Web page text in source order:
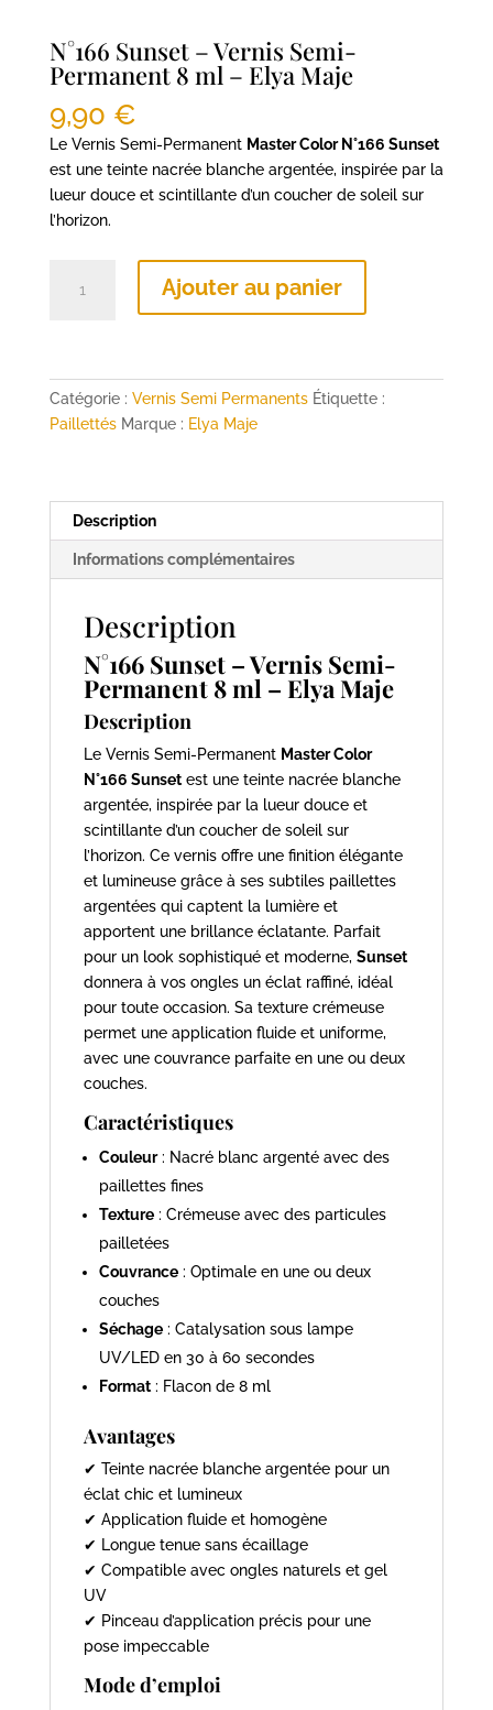
N°166 Sunset – Vernis Semi-
Permanent 8 ml – Elya Maje
9,90 €
Le Vernis Semi-Permanent Master Color N°166 Sunset
est une teinte nacrée blanche argentée, inspirée par la
lueur douce et scintillante d’un coucher de soleil sur
l’horizon.
Vernis
Semi-
ml
Elya
Maje
Ajouter au panier
Catégorie : Vernis Semi Permanents Étiquette :
Paillettés Marque : Elya Maje
Description
Informations complémentaires
Description
N°166 Sunset – Vernis Semi-
Permanent 8 ml – Elya Maje
Description
Le Vernis Semi-Permanent Master Color
N°166 Sunsetest une teinte nacrée blanche
argentée, inspirée par la lueur douce et
scintillante d’un coucher de soleil sur
l’horizon. Ce vernis offre une finition élégante
et lumineuse grâce à ses subtiles paillettes
argentées qui captent la lumière et
apportent une brillance éclatante. Parfait
pour un look sophistiqué et moderne, Sunset
donnera à vos ongles un éclat raffiné, idéal
pour toute occasion. Sa texture crémeuse
permet une application fluide et uniforme,
avec une couvrance parfaite en une ou deux
couches.
Caractéristiques
Couleur: Nacré blanc argenté avec des
paillettes fines
Texture: Crémeuse avec des particules
pailletées
Couvrance: Optimale en une ou deux
couches
Séchage: Catalysation sous lampe
UV/LED en 30 à 60 secondes
Format: Flacon de 8 ml
Avantages
✔ Teinte nacrée blanche argentée pour un
éclat chic et lumineux
✔ Application fluide et homogène
✔ Longue tenue sans écaillage
✔ Compatible avec ongles naturels et gel
UV
✔ Pinceau d’application précis pour une
pose impeccable
Mode d’emploi